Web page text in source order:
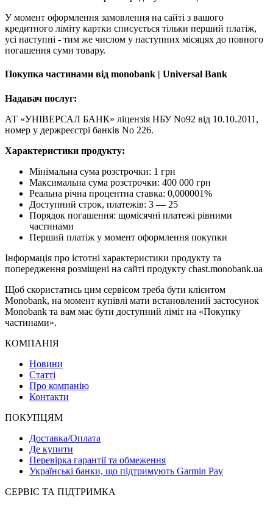
У момент оформлення замовлення на сайті з вашого
кредитного ліміту картки списується тільки перший платіж,
усі наступні - тим же числом у наступних місяцях до повного
погашення суми товару.
Покупка частинами від monobank | Universal Bank
Надавач послуг:
АТ «УНІВЕРСАЛ БАНК» ліцензія НБУ No92 від 10.10.2011,
номер у держреєстрі банків No 226.
Характеристики продукту:
Мінімальна сума розстрочки: 1 грн
Максимальна сума розстрочки: 400 000 грн
Реальна річна процентна ставка: 0,000001%
Доступний строк, платежів: 3 — 25
Порядок погашення: щомісячні платежі рівними
частинами
Перший платіж у момент оформлення покупки
Інформація про істотні характеристики продукту та
попередження розміщені на сайті продукту chast.monobank.ua
Щоб скористатись цим сервісом треба бути клієнтом
Monobank, на момент купівлі мати встановлений застосунок
Monobank та вам має бути доступний ліміт на «Покупку
частинами».
КОМПАНІЯ
Новини
Статті
Про компанію
Контакти
ПОКУПЦЯМ
Доставка/Оплата
Де купити
Перевірка гарантії та обмеження
Українські банки, що підтримують Garmin Pay
СЕРВІС ТА ПІДТРИМКА